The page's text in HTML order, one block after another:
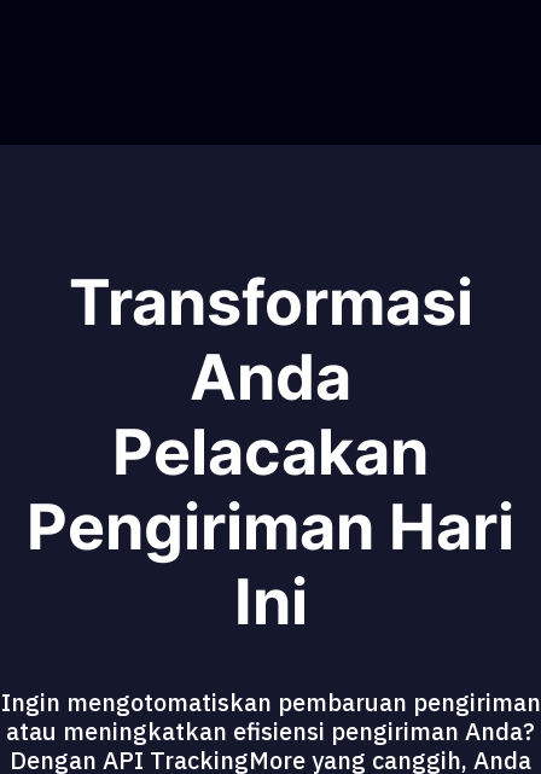
Transformasi
Anda
Pelacakan
Pengiriman Hari
Ini
Ingin mengotomatiskan pembaruan pengiriman
atau meningkatkan efisiensi pengiriman Anda?
Dengan API TrackingMore yang canggih, Anda